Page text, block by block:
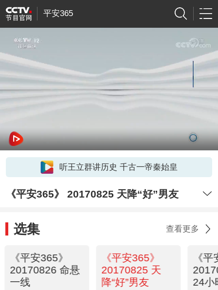
平安365
听王立群讲历史 千古一帝秦始皇
《平安365》 20170825 天降“好”男友
选集 查看更多
《平安365》
20170826 命悬
一线
《平安365》
20170825 天
降“好”男友
《
24小